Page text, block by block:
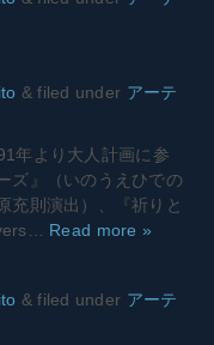
&filed under アーテ
年より大人計画に参
ズ』（いのうえひでの
充則演出）、『祈りと
Read more »
&filed under アーテ